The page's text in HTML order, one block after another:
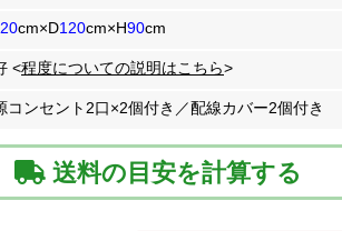
cm×D120cm×H90cm
<程度についての説明はこちら>
コンセント2口×2個付き／配線カバー2個付き
送料の目安を計算する